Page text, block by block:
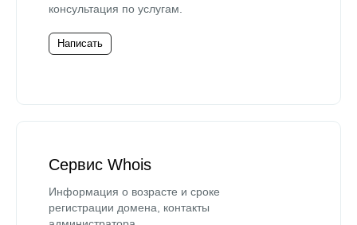
консультация по услугам.
Написать
Сервис Whois
Информация о возрасте и сроке
регистрации домена, контакты